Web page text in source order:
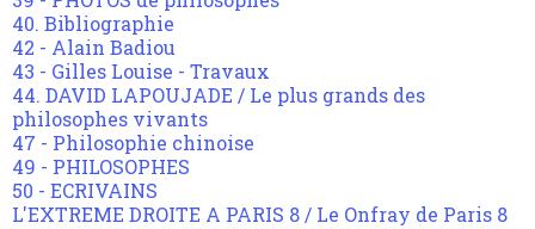
40. Bibliographie
42 - Alain Badiou
43 - Gilles Louise - Travaux
44. DAVID LAPOUJADE / Le plus grands des
philosophes vivants
47 - Philosophie chinoise
49 - PHILOSOPHES
50 - ECRIVAINS
L'EXTREME DROITE A PARIS 8 / Le Onfray de Paris 8